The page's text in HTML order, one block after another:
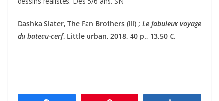
Dashka Slater, The Fan Brothers (ill) ; Le fabuleux voyage
du bateau-cerf, Little urban, 2018, 40 p., 13,50 €.